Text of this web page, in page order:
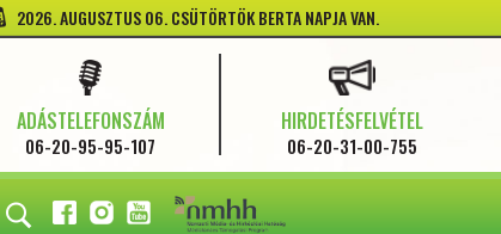
2026. AUGUSZTUS 06. CSÜTÖRTÖK BERTA NAPJA VAN.
ADÁSTELEFONSZÁM
06-20-95-95-107
HIRDETÉSFELVÉTEL
06-20-31-00-755
FACEBOOK
INSTAGRAM
YOUTUBE